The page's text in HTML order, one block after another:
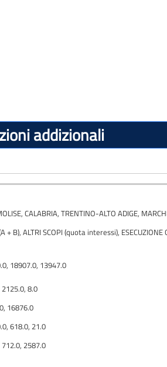
addizionali
CALABRIA, TRENTINO-ALTO ADIGE,
+ B), ALTRI SCOPI (quota interessi),
18907.0, 13947.0
8.0
16876.0
618.0, 21.0
2587.0